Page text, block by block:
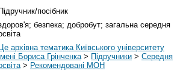
Підручник/посібник
безпека; добробут; загальна середня
Це архівна тематика Київського університету
Бориса Грінченка> Підручники > Середня
> Рекомендовані МОН